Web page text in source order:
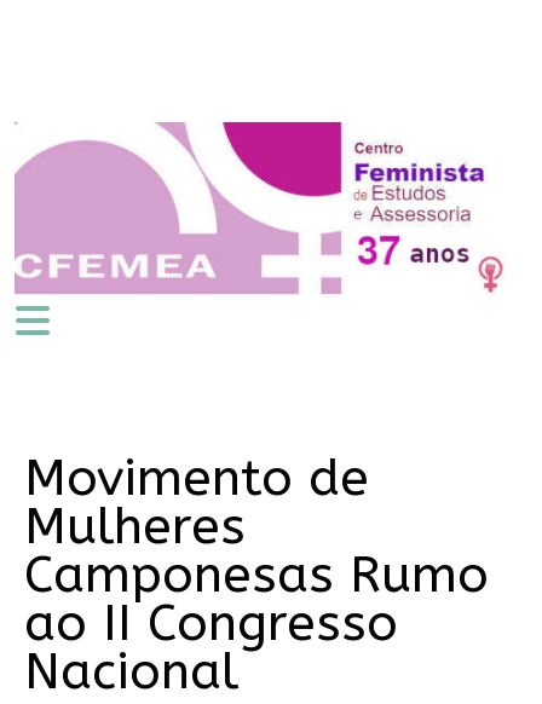
Movimento de
Mulheres
Camponesas Rumo
ao II Congresso
Nacional